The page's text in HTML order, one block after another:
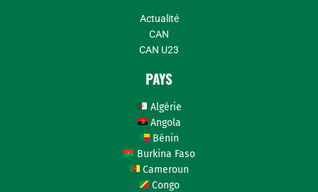
Actualité
CAN
CAN U23
PAYS
Algérie
Angola
Bénin
Burkina Faso
Cameroun
Congo